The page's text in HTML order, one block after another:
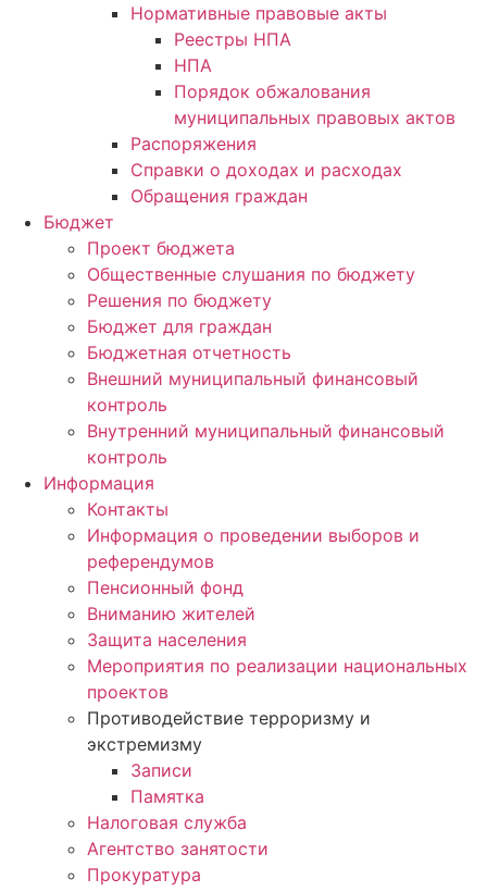
Нормативные правовые акты
Реестры НПА
НПА
Порядок обжалования
муниципальных правовых актов
Распоряжения
Справки о доходах и расходах
Обращения граждан
Бюджет
Проект бюджета
Общественные слушания по бюджету
Решения по бюджету
Бюджет для граждан
Бюджетная отчетность
Внешний муниципальный финансовый
контроль
Внутренний муниципальный финансовый
контроль
Информация
Контакты
Информация о проведении выборов и
референдумов
Пенсионный фонд
Вниманию жителей
Защита населения
Мероприятия по реализации национальных
проектов
Противодействие терроризму и
экстремизму
Записи
Памятка
Налоговая служба
Агентство занятости
Прокуратура